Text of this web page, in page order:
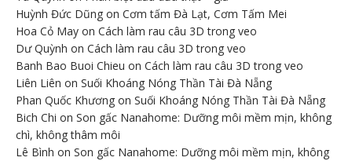
Huỳnh Đức Dũng on Cơm tấm Đà Lạt, Cơm Tấm Mei
Hoa Cỏ May on Cách làm rau câu 3D trong veo
Dư Quỳnh on Cách làm rau câu 3D trong veo
Banh Bao Buoi Chieu on Cách làm rau câu 3D trong veo
Liên Liên on Suối Khoáng Nóng Thần Tài Đà Nẵng
Phan Quốc Khương on Suối Khoáng Nóng Thần Tài Đà Nẵng
Bich Chi on Son gấc Nanahome: Dưỡng môi mềm mịn, không
chì, không thâm môi
Lê Bình on Son gấc Nanahome: Dưỡng môi mềm mịn, không